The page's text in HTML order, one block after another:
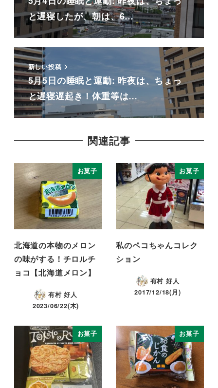
と遅寝したが、朝は、6…
新しい投稿
5月5日の睡眠と運動: 昨夜は、ちょっ
と遅寝遅起き！体重等は…
関連記事
お菓子
北海道の本物のメロン
の味がする！チロルチ
ョコ【北海道メロン】
有村 好人
2023/06/22(木)
お菓子
私のペコちゃんコレク
ション
有村 好人
2017/12/18(月)
お菓子 お菓子